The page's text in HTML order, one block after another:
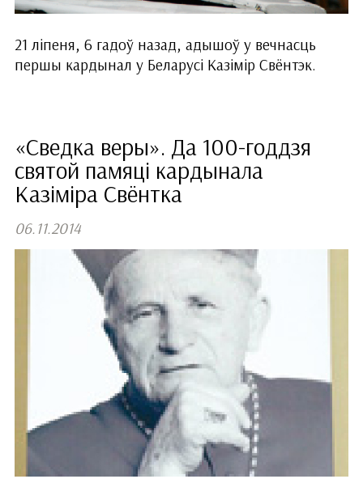
21 ліпеня, 6 гадоў назад, адышоў у вечнасць
першы кардынал у Беларусі Казімір Свёнтэк.
«Сведка веры». Да 100-годдзя
святой памяці кардынала
Казіміра Свёнтка
06.11.2014